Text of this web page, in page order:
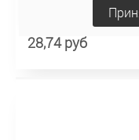
Ремень PDW21-1
28,74 руб